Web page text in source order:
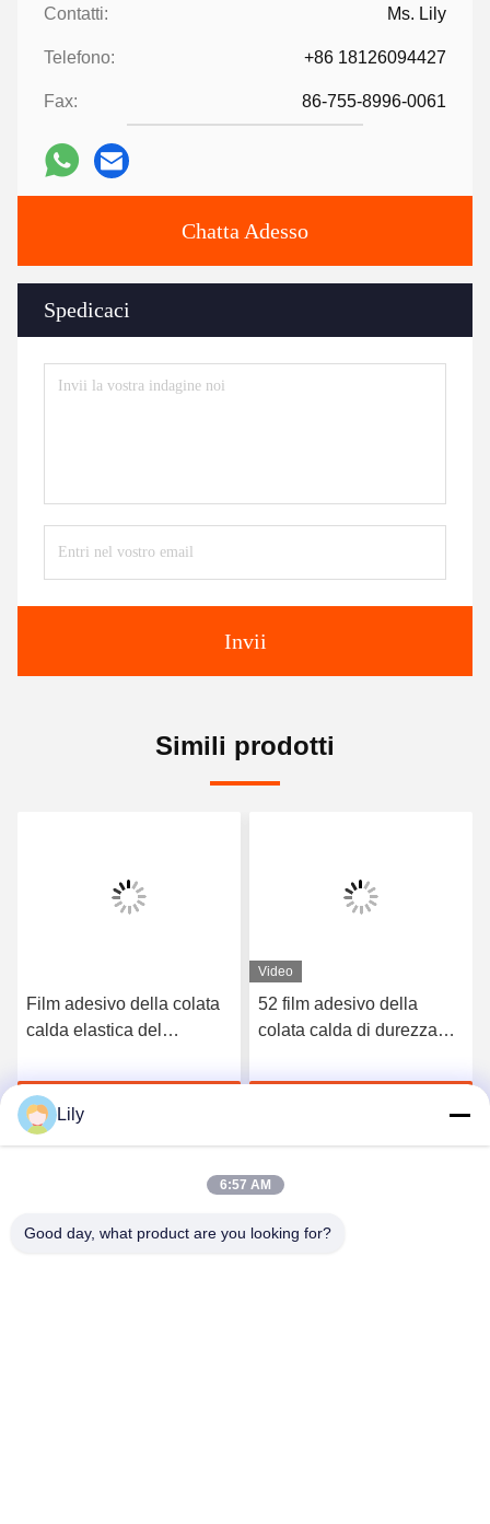
Contatti: Ms. Lily
Telefono: +86 18126094427
Fax: 86-755-8996-0061
Chatta Adesso
Spedicaci
Invii
Simili prodotti
Film adesivo della colata
calda elastica del
qualità
Video
52 film adesivo della
colata calda di durezza
biancheria intima senza
Lily
6:57 AM
Good day, what product are you looking for?